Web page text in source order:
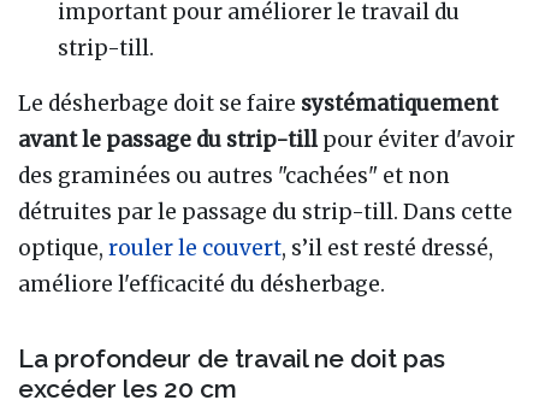
important pour améliorer le travail du
strip-till.
Le désherbage doit se faire systématiquement
avant le passage du strip-tillpour éviter d'avoir
des graminées ou autres "cachées" et non
détruites par le passage du strip-till. Dans cette
optique, rouler le couvert, s’il est resté dressé,
améliore l'efficacité du désherbage.
La profondeur de travail ne doit pas
excéder les 20 cm